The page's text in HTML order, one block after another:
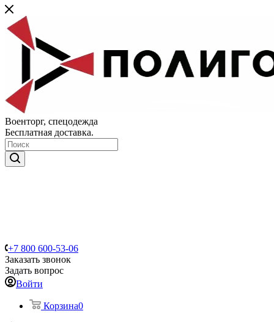
Военторг, спецодежда
Бесплатная доставка.
+7 800 600-53-06
Заказать звонок
Задать вопрос
Войти
Корзина0